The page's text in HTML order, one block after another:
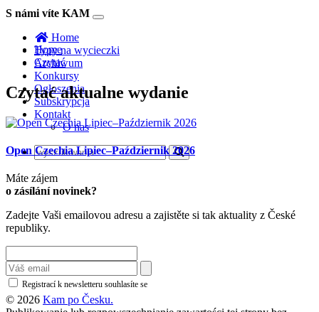
S námi víte KAM
Toggle
Home
Typy na wycieczki
Archiwum
Konkursy
Ogłoszenia
Subskrypcja
Kontakt
O nas
Home
Czytać
Czytać aktualne wydanie
Open Czechia Lipiec–Październik 2026
Máte zájem
o zásílání novinek?
Zadejte Vaši emailovou adresu a zajistěte si tak aktuality z České
republiky.
Registrací k newsletteru souhlasíte se
© 2026 Kam po Česku.